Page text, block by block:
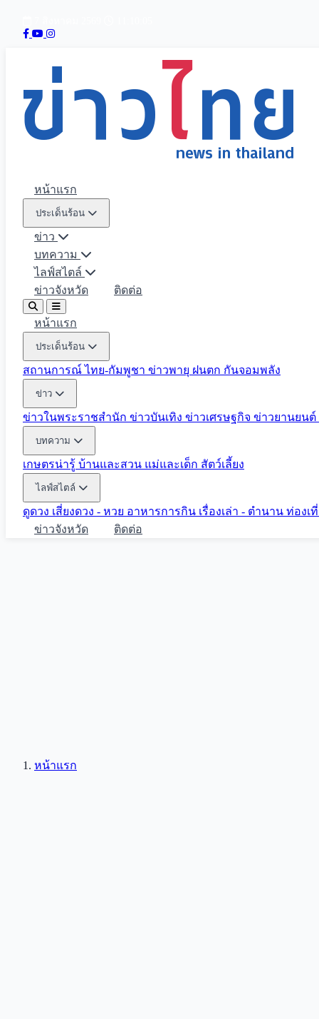
หน้าแรก
ประเด็นร้อน
ข่าว
บทความ
ไลฟ์สไตล์
ข่าวจังหวัด
ติดต่อ
หน้าแรก
ประเด็นร้อน
สถานการณ์ ไทย-กัมพูชา ข่าวพายุ ฝนตก กันจอมพลัง
ข่าว
ข่าวในพระราชสำนัก ข่าวบันเทิง ข่าวเศรษฐกิจ ข่าวยานยนต์
บทความ
เกษตรน่ารู้ บ้านและสวน แม่และเด็ก สัตว์เลี้ยง
ไลฟ์สไตล์
ดูดวง เสี่ยงดวง - หวย อาหารการกิน เรื่องเล่า - ตำนาน ท่องเ
ข่าวจังหวัด
ติดต่อ
หน้าแรก